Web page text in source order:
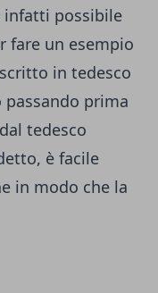
infatti possibile
fare un esempio
in tedesco
prima
tedesco
è facile
in modo che la